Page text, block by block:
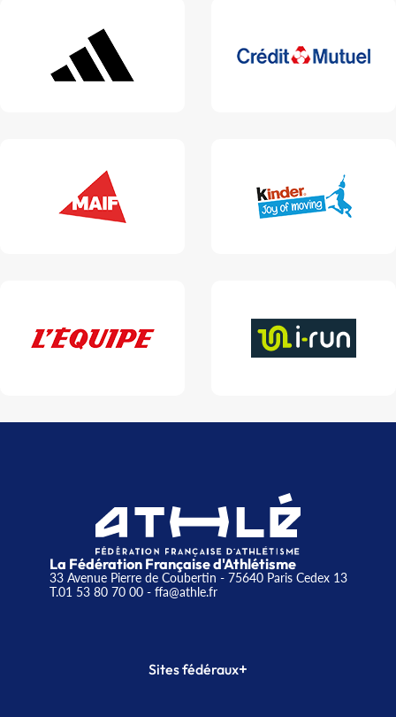
La Fédération Française d'Athlétisme
33 Avenue Pierre de Coubertin - 75640 Paris Cedex 13
T.01 53 80 70 00- ffa@athle.fr
Sites fédéraux+